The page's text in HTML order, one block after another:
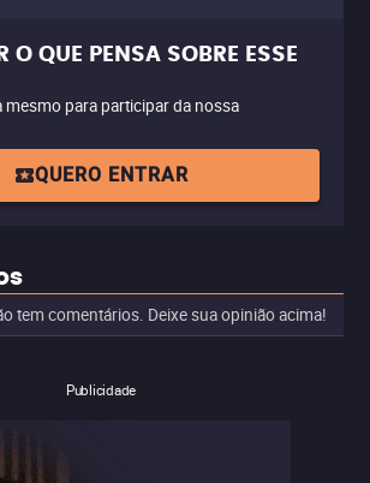
O QUE PENSA SOBRE ESSE
mesmo para participar da nossa
QUERO ENTRAR
tem comentários. Deixe sua opinião acima!
Publicidade